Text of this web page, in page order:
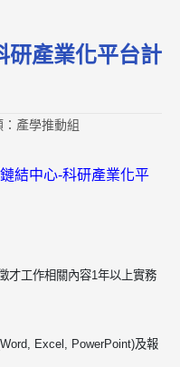
研產業化平台計
產學推動組
結中心-科研產業化平
才工作相關內容1年以上實務
Excel, PowerPoint)及報